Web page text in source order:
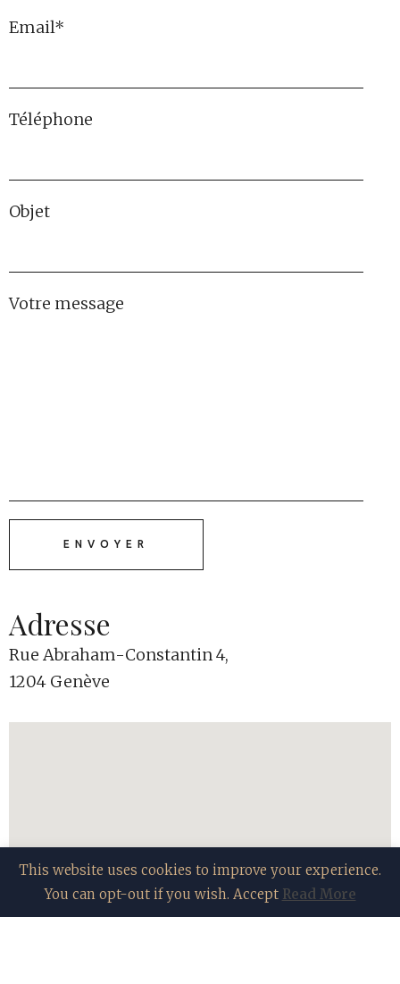
Email*
Téléphone
Objet
Votre message
Adresse
Rue Abraham-Constantin 4,
1204 Genève
This website uses cookies to improve your experience.
You can opt-out if you wish. Accept Read More